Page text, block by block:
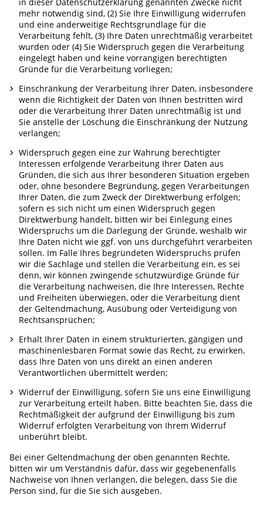
mehr notwendig sind, (2) Sie Ihre Einwilligung widerrufen
und eine anderweitige Rechtsgrundlage für die
Verarbeitung fehlt, (3) Ihre Daten unrechtmäßig verarbeitet
wurden oder (4) Sie Widerspruch gegen die Verarbeitung
eingelegt haben und keine vorrangigen berechtigten
Gründe für die Verarbeitung vorliegen;
Einschränkung der Verarbeitung Ihrer Daten, insbesondere
wenn die Richtigkeit der Daten von Ihnen bestritten wird
oder die Verarbeitung Ihrer Daten unrechtmäßig ist und
Sie anstelle der Löschung die Einschränkung der Nutzung
verlangen;
Widerspruch gegen eine zur Wahrung berechtigter
Interessen erfolgende Verarbeitung Ihrer Daten aus
Gründen, die sich aus Ihrer besonderen Situation ergeben
oder, ohne besondere Begründung, gegen Verarbeitungen
Ihrer Daten, die zum Zweck der Direktwerbung erfolgen;
sofern es sich nicht um einen Widerspruch gegen
Direktwerbung handelt, bitten wir bei Einlegung eines
Widerspruchs um die Darlegung der Gründe, weshalb wir
Ihre Daten nicht wie ggf. von uns durchgeführt verarbeiten
sollen. Im Falle Ihres begründeten Widerspruchs prüfen
wir die Sachlage und stellen die Verarbeitung ein, es sei
denn, wir können zwingende schutzwürdige Gründe für
die Verarbeitung nachweisen, die Ihre Interessen, Rechte
und Freiheiten überwiegen, oder die Verarbeitung dient
der Geltendmachung, Ausübung oder Verteidigung von
Rechtsansprüchen;
Erhalt Ihrer Daten in einem strukturierten, gängigen und
maschinenlesbaren Format sowie das Recht, zu erwirken,
dass Ihre Daten von uns direkt an einen anderen
Verantwortlichen übermittelt werden;
Widerruf der Einwilligung, sofern Sie uns eine Einwilligung
zur Verarbeitung erteilt haben. Bitte beachten Sie, dass die
Rechtmäßigkeit der aufgrund der Einwilligung bis zum
Widerruf erfolgten Verarbeitung von Ihrem Widerruf
unberührt bleibt.
Bei einer Geltendmachung der oben genannten Rechte,
bitten wir um Verständnis dafür, dass wir gegebenenfalls
Nachweise von Ihnen verlangen, die belegen, dass Sie die
Person sind, für die Sie sich ausgeben.